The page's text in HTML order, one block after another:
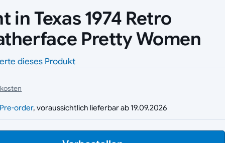
in Texas 1974 Retro
Pretty Women
dieses Produkt
Pre-order, voraussichtlich lieferbar ab 19.09.2026